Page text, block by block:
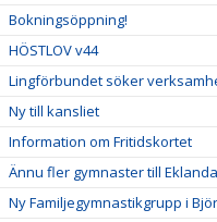
Bokningsöppning!
HÖSTLOV v44
Lingförbundet söker
Ny till kansliet
Information om Fritidskortet
Ännu fler gymnaster till Eklanda
Ny Familjegymnastikgrupp i